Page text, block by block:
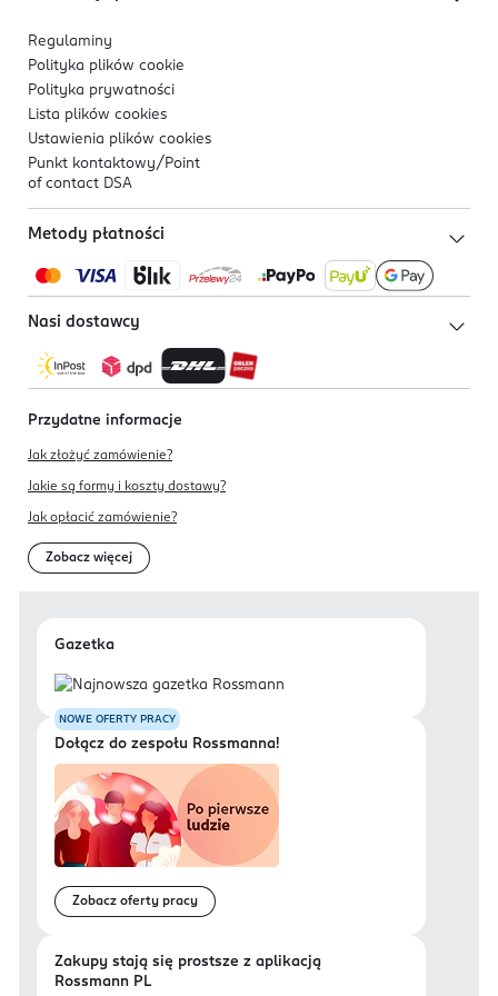
Regulaminy
Polityka plików cookie
Polityka prywatności
Lista plików cookies
Ustawienia plików cookies
Punkt kontaktowy/ Point
of contact DSA
Metody płatności
Nasi dostawcy
Przydatne informacje
Jak złożyć zamówienie?
Jakie są formy i koszty dostawy?
Jak opłacić zamówienie?
Zobacz więcej
Gazetka
NOWE OFERTY PRACY
Dołącz do zespołu Rossmanna!
Zobacz oferty pracy
Zakupy stają się prostsze z aplikacją
Rossmann PL